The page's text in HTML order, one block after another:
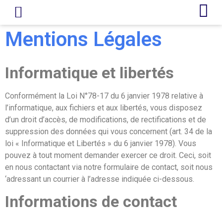
Mentions Légales
Informatique et libertés
Conformément la Loi N°78-17 du 6 janvier 1978 relative à
l’informatique, aux fichiers et aux libertés, vous disposez
d’un droit d’accès, de modifications, de rectifications et de
suppression des données qui vous concernent (art. 34 de la
loi « Informatique et Libertés » du 6 janvier 1978). Vous
pouvez à tout moment demander exercer ce droit. Ceci, soit
en nous contactant via notre formulaire de contact, soit nous
‘adressant un courrier à l’adresse indiquée ci-dessous.
Informations de contact